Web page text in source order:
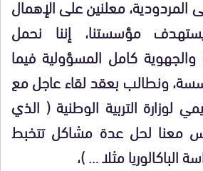
معلنين على الإهمال
مؤسستنا، إننا نحمل
والجهوية كامل المسؤولية فيما
ونطالب بعقد لقاء عاجل مع
لوزارة التربية الوطنية ( الذي
معنا لحل عدة مشاكل تتخبط
مثلا … )،